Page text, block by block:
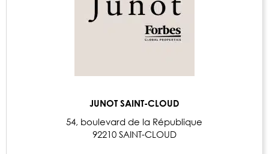
JUNOT SAINT-CLOUD
54, boulevard de la République
92210 SAINT-CLOUD